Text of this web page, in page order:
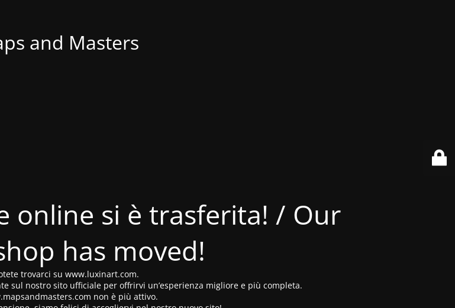
and Masters
online si è trasferita! / Our
has moved!
trovarci su www.luxinart.com.
sul nostro sito ufficiale per offrirvi un’esperienza migliore e più completa.
non è più attivo.